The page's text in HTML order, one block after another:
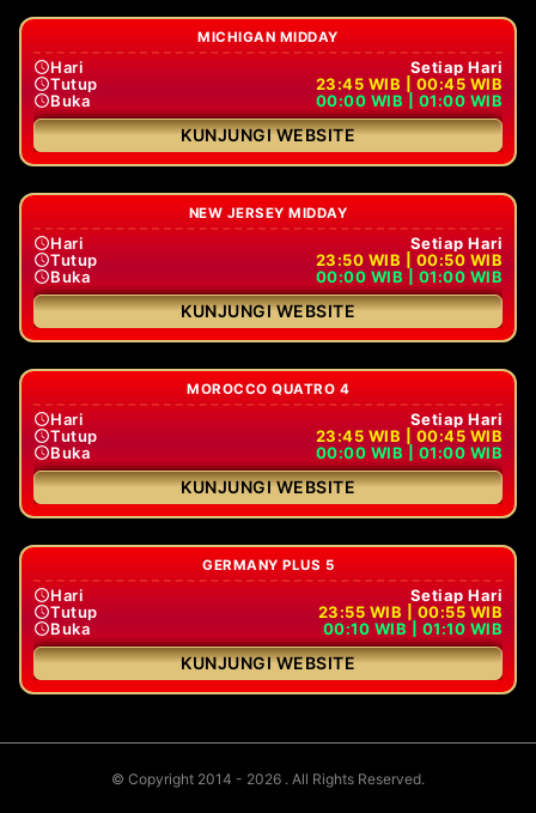
MICHIGAN MIDDAY
Hari
Setiap Hari
Tutup
23:45 WIB | 00:45 WIB
Buka
00:00 WIB | 01:00 WIB
KUNJUNGI WEBSITE
NEW JERSEY MIDDAY
Hari
Setiap Hari
Tutup
23:50 WIB | 00:50 WIB
Buka
00:00 WIB | 01:00 WIB
KUNJUNGI WEBSITE
MOROCCO QUATRO 4
Hari
Setiap Hari
Tutup
23:45 WIB | 00:45 WIB
Buka
00:00 WIB | 01:00 WIB
KUNJUNGI WEBSITE
GERMANY PLUS 5
Hari
Setiap Hari
Tutup
23:55 WIB | 00:55 WIB
Buka
00:10 WIB | 01:10 WIB
KUNJUNGI WEBSITE
© Copyright 2014 - 2026 . All Rights Reserved.